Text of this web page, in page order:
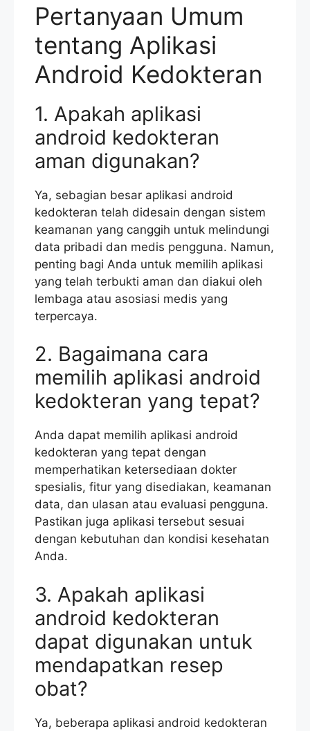
Pertanyaan Umum
tentang Aplikasi
Android Kedokteran
1. Apakah aplikasi
android kedokteran
aman digunakan?
Ya, sebagian besar aplikasi android
kedokteran telah didesain dengan sistem
keamanan yang canggih untuk melindungi
data pribadi dan medis pengguna. Namun,
penting bagi Anda untuk memilih aplikasi
yang telah terbukti aman dan diakui oleh
lembaga atau asosiasi medis yang
terpercaya.
2. Bagaimana cara
memilih aplikasi android
kedokteran yang tepat?
Anda dapat memilih aplikasi android
kedokteran yang tepat dengan
memperhatikan ketersediaan dokter
spesialis, fitur yang disediakan, keamanan
data, dan ulasan atau evaluasi pengguna.
Pastikan juga aplikasi tersebut sesuai
dengan kebutuhan dan kondisi kesehatan
Anda.
3. Apakah aplikasi
android kedokteran
dapat digunakan untuk
mendapatkan resep
obat?
Ya, beberapa aplikasi android kedokteran